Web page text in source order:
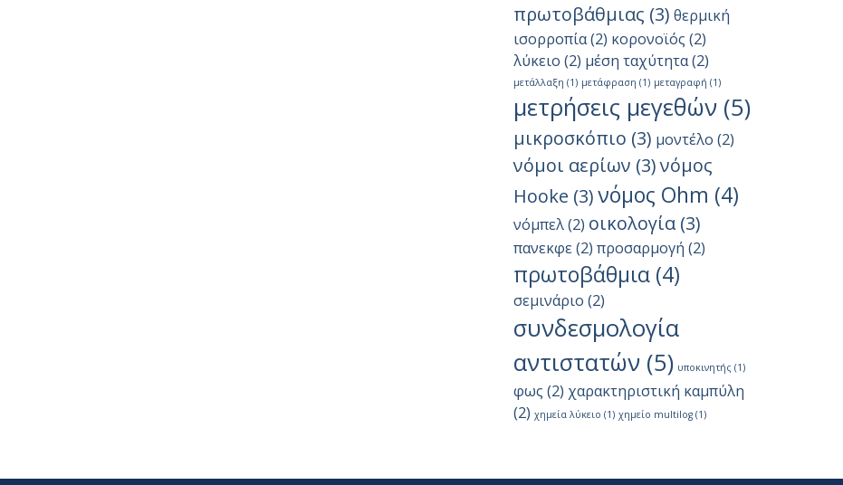
πρωτοβάθμιας (3) θερμική
ισορροπία(2) κορονοϊός (2)
λύκειο (2) μέση ταχύτητα(2)
μετάλλαξη (1) μετάφραση (1) μεταγραφή (1)
μετρήσεις μεγεθών(5)
μικροσκόπιο (3) μοντέλο (2)
νόμοι αερίων (3)νόμος
Hooke (3)νόμος Ohm (4)
νόμπελ(2) οικολογία(3)
πανεκφε(2) προσαρμογή (2)
πρωτοβάθμια(4)
σεμινάριο (2)
συνδεσμολογία
αντιστατών(5) υποκινητής (1)
φως (2) χαρακτηριστική καμπύλη
(2) χημεία λύκειο (1) χημείο multilog(1)